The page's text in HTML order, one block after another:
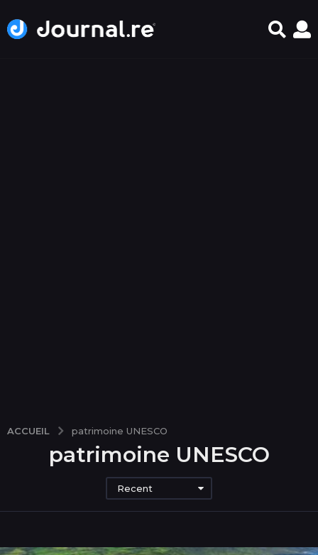
ACCUEIL patrimoine UNESCO
patrimoine UNESCO
Recent